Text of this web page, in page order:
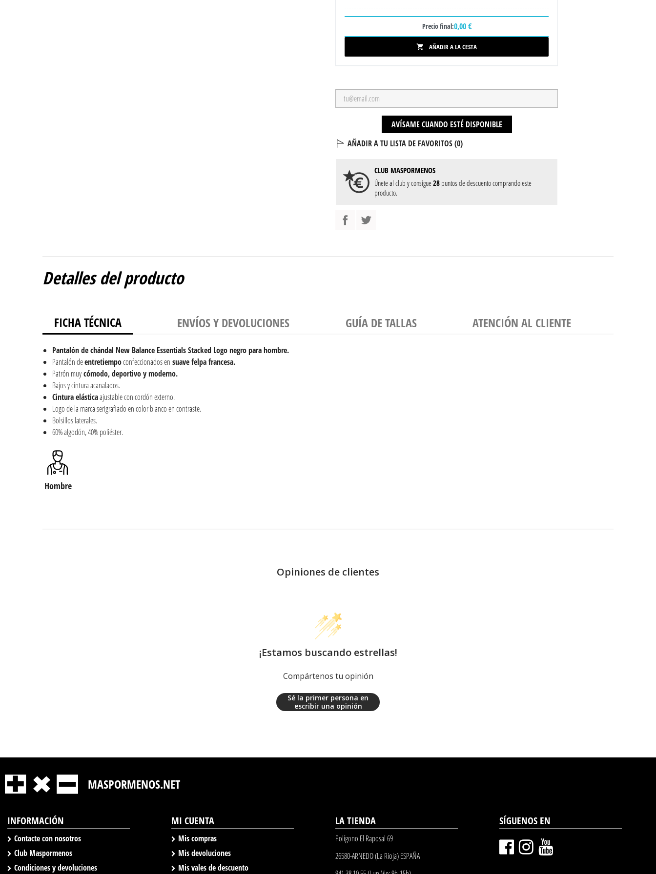
Precio final:0,00 €
 AÑADIR A LA CESTA
AVÍSAME CUANDO ESTÉ DISPONIBLE
AÑADIR A TU LISTA DE FAVORITOS (0)
CLUB MASPORMENOS
Únete al club y consigue28puntos de descuento comprando este
producto.
Detalles del producto
FICHA TÉCNICA ENVÍOS Y DEVOLUCIONES GUÍA DE TALLAS ATENCIÓN AL CLIENTE
Pantalón de chándal New Balance Essentials Stacked Logo negro para hombre.
Pantalón deentretiempoconfeccionados en suave felpa francesa.
Patrón muycómodo, deportivo y moderno.
Bajos y cintura acanalados.
Cintura elásticaajustable con cordón externo.
Logo de la marca serigrafiado en color blanco en contraste.
Bolsillos laterales.
60% algodón, 40% poliéster.
Hombre
Opiniones de clientes
¡Estamos buscando estrellas!
Compártenos tu opinión
Sé la primer persona en
escribir una opinión
MASPORMENOS.NET
INFORMACIÓN
Contacte con nosotros
Club Maspormenos
Condiciones y devoluciones
MI CUENTA
Mis compras
Mis devoluciones
Mis vales de descuento
LA TIENDA
Polígono El Raposal 69
26580-ARNEDO (La Rioja) ESPAÑA
SÍGUENOS EN